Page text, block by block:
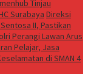
Tinjau
Surabaya Direksi
II, Pastikan
Perangi Lawan Arus
Pelajar, Jasa
di SMAN 4